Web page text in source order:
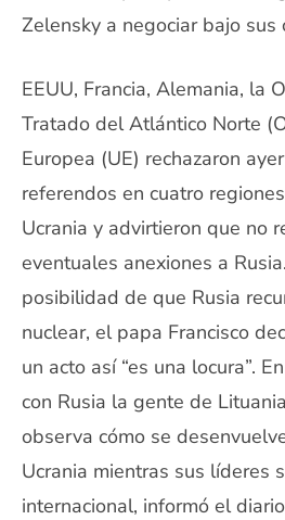
Zelensky a negociar bajo sus
EEUU, Francia, Alemania, la
Tratado del Atlántico Norte
Europea (UE) rechazaron
referendos en cuatro
Ucrania y advirtieron que no
eventuales anexiones a
posibilidad de que Rusia
nuclear, el papa Francisco
un acto así “es una locura”.
con Rusia la gente de
observa cómo se
Ucrania mientras sus líderes
internacional, informó el